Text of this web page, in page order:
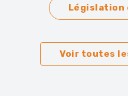
Législation
Voir toutes